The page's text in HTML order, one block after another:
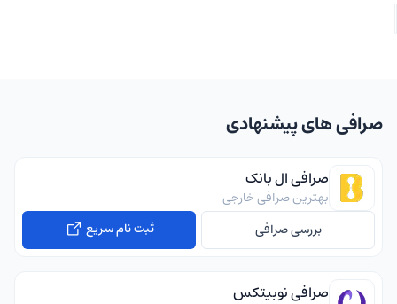
صرافی های پیشنهادی
صرافی ال بانک
بهترین صرافی خارجی
بررسی صرافی
ثبت نام سریع
صرافی نوبیتکس